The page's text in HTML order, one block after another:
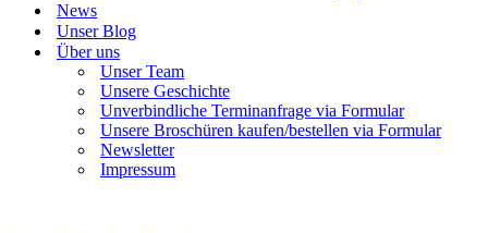
News
Unser Blog
Über uns
Unser Team
Unsere Geschichte
Unverbindliche Terminanfrage via Formular
Unsere Broschüren kaufen/bestellen via Formular
Newsletter
Impressum